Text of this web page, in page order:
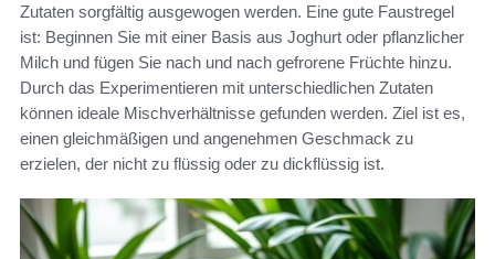
Zutaten sorgfältig ausgewogen werden. Eine gute Faustregel
ist: Beginnen Sie mit einer Basis aus Joghurt oder pflanzlicher
Milch und fügen Sie nach und nach gefrorene Früchte hinzu.
Durch das Experimentieren mit unterschiedlichen Zutaten
können ideale Mischverhältnisse gefunden werden. Ziel ist es,
einen gleichmäßigen und angenehmen Geschmack zu
erzielen, der nicht zu flüssig oder zu dickflüssig ist.